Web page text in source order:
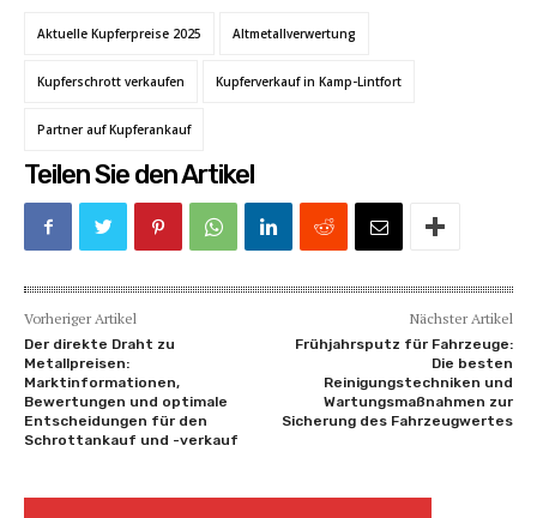
Aktuelle Kupferpreise 2025 Altmetallverwertung
Kupferschrott verkaufen Kupferverkauf in Kamp-Lintfort
Partner auf Kupferankauf
Teilen Sie den Artikel
Vorheriger Artikel
Der direkte Draht zu
Metallpreisen:
Marktinformationen,
Bewertungen und optimale
Entscheidungen für den
Schrottankauf und -verkauf
Nächster Artikel
Frühjahrsputz für Fahrzeuge:
Die besten
Reinigungstechniken und
Wartungsmaßnahmen zur
Sicherung des Fahrzeugwertes